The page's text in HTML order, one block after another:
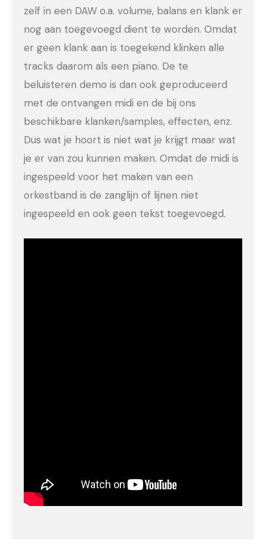
zelf in een DAW o.a. volume, balans en klank er
nog aan toegevoegd dient te worden. Omdat
er geen klank aan is toegekend klinken alle
tracks daarom als een piano. De te
beluisteren demo is dan ook geproduceerd
met de ontvangen midi en de bij ons
beschikbare klanken/samples, effecten, enz.
Dus wat je hoort is niet wat je krijgt maar wat
je er van zou kunnen maken. Omdat de midi is
ingespeeld voor het maken van een
orkestband is de zanglijn of lijnen niet
ingespeeld en ook geen tekst toegevoegd.